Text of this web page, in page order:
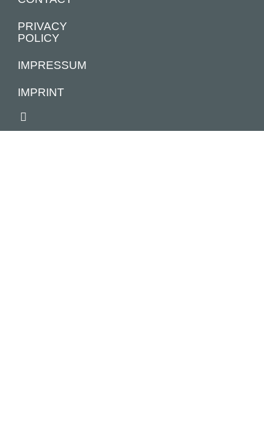
PRIVACY
POLICY
IMPRESSUM
IMPRINT